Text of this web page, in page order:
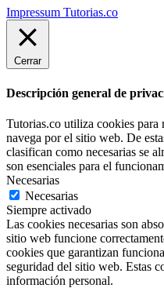
Impressum Tutorias.co
Cerrar
Descripción general de
Tutorias.co utiliza cookies para
navega por el sitio web. De
clasifican como necesarias se
son esenciales para el
Necesarias
Necesarias
Siempre activado
Las cookies necesarias son
sitio web funcione
cookies que garantizan
seguridad del sitio web. Estas
información personal.